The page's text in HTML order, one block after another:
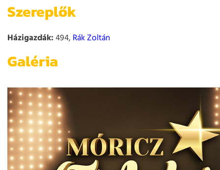
Szereplők
Házigazdák:494, Rák Zoltán
Galéria